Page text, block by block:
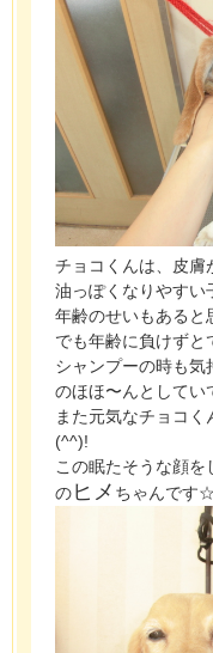
チョコくんは、皮膚
油っぽくなりやすい
年齢のせいもあると
でも年齢に負けず
シャンプーの時も気
のほほ〜んとして
また元気なチョコ
(^^)!
この眠たそうな顔
のヒメ ちゃんです☆